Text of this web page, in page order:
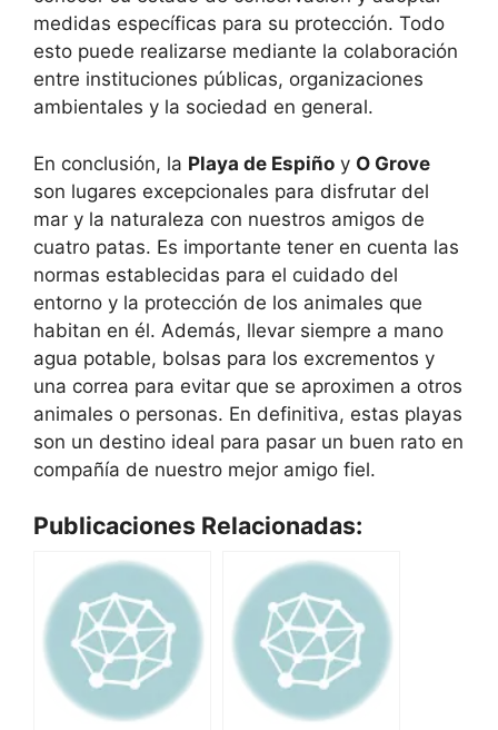
medidas específicas para su protección. Todo
esto puede realizarse mediante la colaboración
entre instituciones públicas, organizaciones
ambientales y la sociedad en general.
En conclusión, la Playa de Espiño y O Grove
son lugares excepcionales para disfrutar del
mar y la naturaleza con nuestros amigos de
cuatro patas. Es importante tener en cuenta las
normas establecidas para el cuidado del
entorno y la protección de los animales que
habitan en él. Además, llevar siempre a mano
agua potable, bolsas para los excrementos y
una correa para evitar que se aproximen a otros
animales o personas. En definitiva, estas playas
son un destino ideal para pasar un buen rato en
compañía de nuestro mejor amigo fiel.
Publicaciones Relacionadas: